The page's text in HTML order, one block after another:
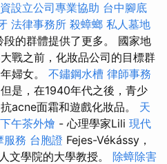
設立公司專業協助 台中腳底
法律事務所 殺蟑螂 私人墓地
的群體提供了更多。 國家地
戰之前，化妝品公司的目標群
婦女。 不鏽鋼水槽 律師事務
但是，在1940年代之後，青少
acne面霜和遊戲化妝品。 天
下午茶外燴 - 心理學家Lili 現代
服務 台胞證 Fejes-Vékássy，
文學院的大學教授。 除蟑除害